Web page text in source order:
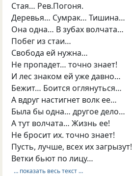
Стая… Рев.Погоня.
Деревья… Сумрак… Тишина…
Она одна… В зубах волчата…
Побег из стаи…
Свобода ей нужна…
Не пропадет… точно знает!
И лес знаком ей уже давно…
Бежит… Боится оглянуться…
А вдруг настигнет волк ее…
Была бы одна… другое дело…
А тут волчата… Жизнь ее!
Не бросит их. точно знает!
Пусть, лучше, всех их загрызут!
Ветки бьют по лицу…
… показать весь текст …